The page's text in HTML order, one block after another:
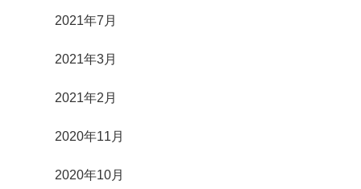
2021年7月
2021年3月
2021年2月
2020年11月
2020年10月